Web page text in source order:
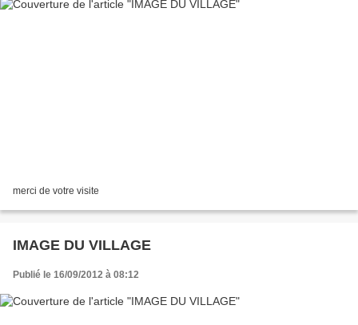
merci de votre visite
IMAGE DU VILLAGE
Publié le 16/09/2012 à 08:12